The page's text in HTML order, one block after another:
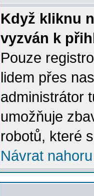
Když kliknu
vyzván k
Pouze
lidem přes
administrátor
umožňuje
robotů, které
Návrat nahoru